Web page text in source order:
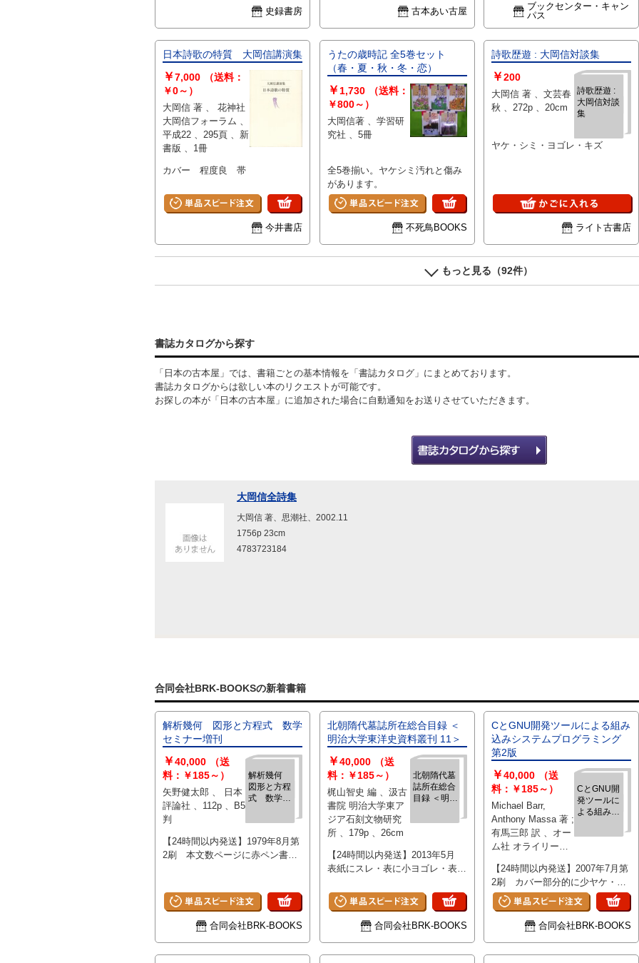
史録書房 古本あい古屋
ブックセンター・キャン
パス
日本詩歌の特質 大岡信講演集
￥7,000
（送料：
￥0～）
大岡信 著 、 花神社
大岡信フォーラム 、
平成22 、295頁 、新
書版 、1冊
カバー 程度良 帯
今井書店
うたの歳時記 全5巻セット
（春・夏・秋・冬・恋）
￥ 1,730
（送料：
￥800～）
大岡信著 、学習研
究社 、5冊
全5巻揃い。ヤケシミ汚れと傷み
があります。
不死鳥BOOKS
詩歌歴遊 : 大岡信対談集
詩歌歴遊 :
大岡信対談
集
￥200
大岡信 著 、文芸春
秋 、272p 、20cm
ヤケ・シミ・ヨゴレ・キズ
ライト古書店
もっと見る（92件）
書誌カタログから探す
「日本の古本屋」では、書籍ごとの基本情報を「書誌カタログ」にまとめております。
書誌カタログからは欲しい本のリクエストが可能です。
お探しの本が「日本の古本屋」に追加された場合に自動通知をお送りさせていただきます。
大岡信全詩集
大岡信 著、思潮社、2002.11
1756p 23cm
4783723184
合同会社BRK-BOOKSの新着書籍
解析幾何 図形と方程式 数学
セミナー増刊
解析幾何
図形と方程
式 数学セ
￥40,000
（送
料：￥185～）
矢野健太郎 、 日本
評論社 、112p 、B5
判
【24時間以内発送】1979年8月第
2刷 本文数ページに赤ペン書込
きグセ少有 その他概ね良好で通
読に支障ありません
合同会社BRK-BOOKS
北朝隋代墓誌所在総合目録 ＜
明治大学東洋史資料叢刊 11＞
北朝隋代墓
誌所在総合
目録 ＜明治
資料叢刊
￥40,000
（送
料：￥185～）
梶山智史 編 、汲古
書院 明治大学東ア
ジア石刻文物研究
所 、179p 、26cm
【24時間以内発送】2013年5月
表紙にスレ・表に小ヨゴレ・表上
折れ（本文8ページ目まで同じ位
置に折れ有） その他使用感なく
概ね良好で確認の限り書込み見受
合同会社BRK-BOOKS
CとGNU開発ツールによる組み
込みシステムプログラミング
第2版
CとGNU開
発ツールに
よる組み込
プログラミ
￥40,000
（送
料：￥185～）
Michael Barr,
Anthony Massa 著 ;
有馬三郎 訳 、オー
ム社 オライリー・
24cm
【24時間以内発送】2007年7月第
2刷 カバー部分的に少ヤケ・ス
レ 三方に薄ヨゴレ少 天・地に
名前印 その他使用感なく概ね良
好で確認の限り書込み見受けられ
合同会社BRK-BOOKS